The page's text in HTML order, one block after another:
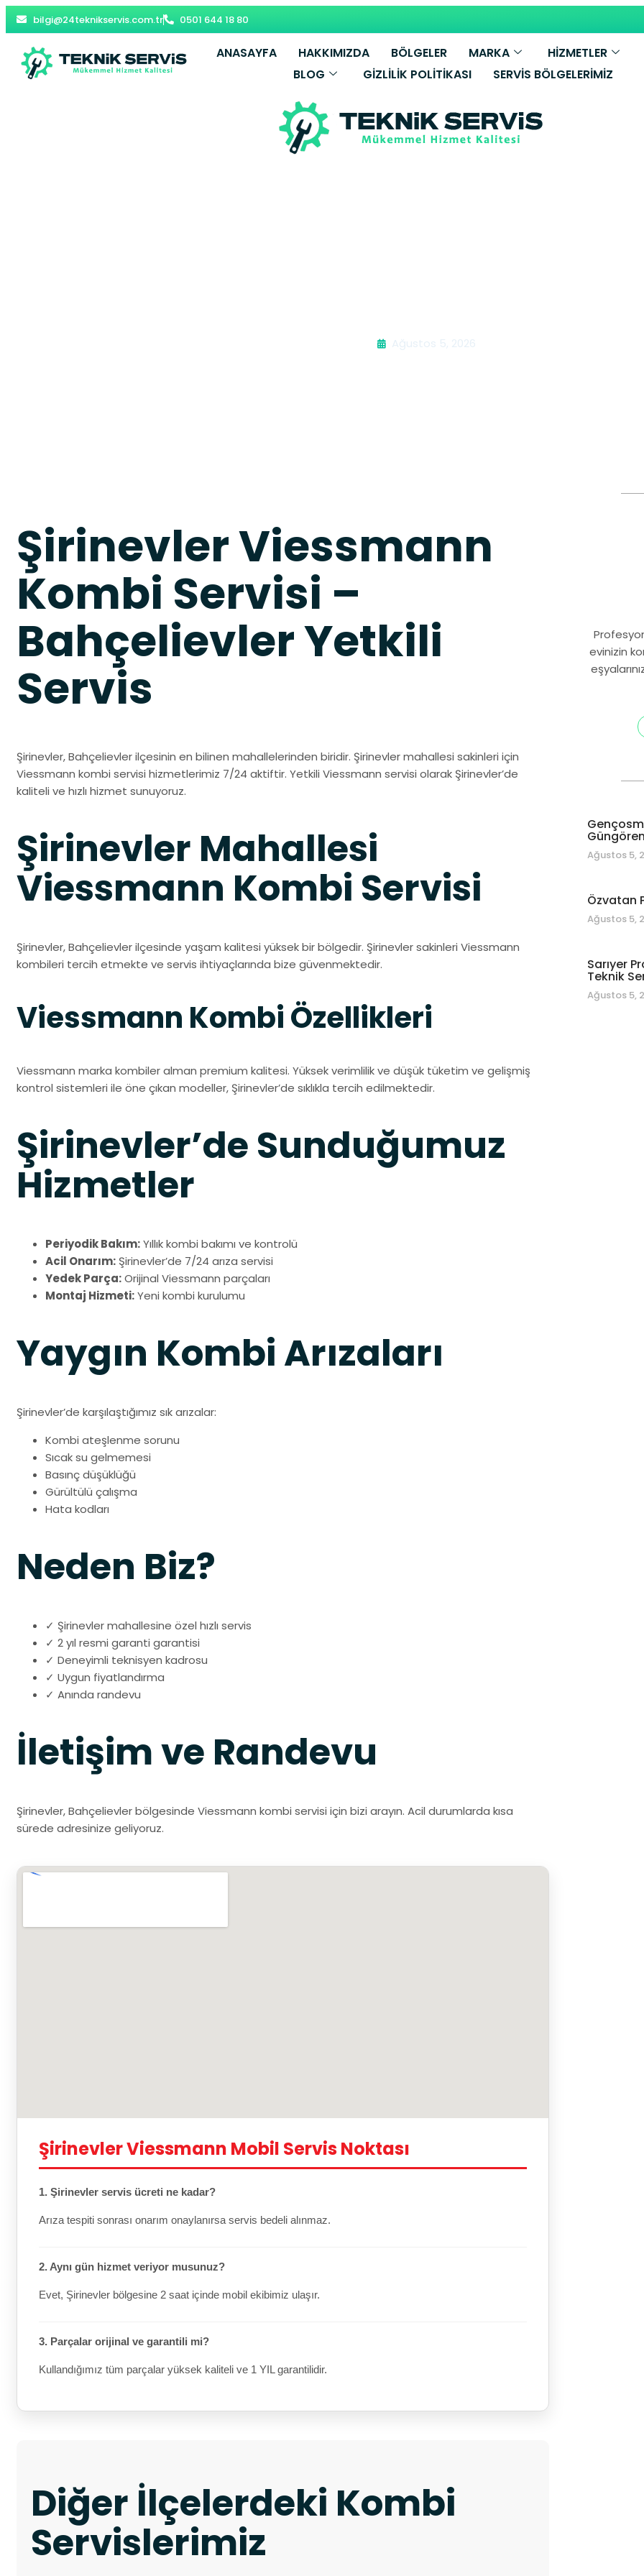
bilgi@24teknikservis.com.tr 0501 644 18 80
ANASAYFA HAKKIMIZDA BÖLGELER MARKA HİZMETLER
BLOG
GIZLILIK POLITIKASI SERVIS BÖLGELERIMIZ
Ağustos 5, 2026
Şirinevler Viessmann
Kombi Servisi –
Bahçelievler Yetkili
Servis
Şirinevler, Bahçelievler ilçesinin en bilinen mahallelerinden biridir. Şirinevler mahallesi sakinleri için
Viessmann kombi servisi hizmetlerimiz 7/24 aktiftir. Yetkili Viessmann servisi olarak Şirinevler’de
kaliteli ve hızlı hizmet sunuyoruz.
Şirinevler Mahallesi
Viessmann Kombi Servisi
Şirinevler, Bahçelievler ilçesinde yaşam kalitesi yüksek bir bölgedir. Şirinevler sakinleri Viessmann
kombileri tercih etmekte ve servis ihtiyaçlarında bize güvenmektedir.
Viessmann Kombi Özellikleri
Viessmann marka kombiler alman premium kalitesi. Yüksek verimlilik ve düşük tüketim ve gelişmiş
kontrol sistemleri ile öne çıkan modeller, Şirinevler’de sıklıkla tercih edilmektedir.
Şirinevler’de Sunduğumuz
Hizmetler
Periyodik Bakım:Yıllık kombi bakımı ve kontrolü
Acil Onarım: Şirinevler’de 7/24 arıza servisi
Yedek Parça:Orijinal Viessmann parçaları
Montaj Hizmeti:Yeni kombi kurulumu
Yaygın Kombi Arızaları
Şirinevler’de karşılaştığımız sık arızalar:
Kombi ateşlenme sorunu
Sıcak su gelmemesi
Basınç düşüklüğü
Gürültülü çalışma
Hata kodları
Neden Biz?
✓ Şirinevler mahallesine özel hızlı servis
✓ 2 yıl resmi garanti garantisi
✓ Deneyimli teknisyen kadrosu
✓ Uygun fiyatlandırma
✓ Anında randevu
İletişim ve Randevu
Şirinevler, Bahçelievler bölgesinde Viessmann kombi servisi için bizi arayın. Acil durumlarda kısa
sürede adresinize geliyoruz.
Şirinevler Viessmann Mobil Servis Noktası
1. Şirinevler servis ücreti ne kadar?
Arıza tespiti sonrası onarım onaylanırsa servis bedeli alınmaz.
2. Aynı gün hizmet veriyor musunuz?
Evet, Şirinevler bölgesine 2 saat içinde mobil ekibimiz ulaşır.
3. Parçalar orijinal ve garantili mi?
Kullandığımız tüm parçalar yüksek kaliteli ve 1 YIL garantilidir.
Diğer İlçelerdeki Kombi
Servislerimiz
evinizin
Ağustos 5,
Özvatan
Ağustos 5,
Sarıyer
Teknik
Ağustos 5,